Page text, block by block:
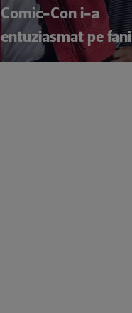
Comic-Con i-a
entuziasmat pe fani